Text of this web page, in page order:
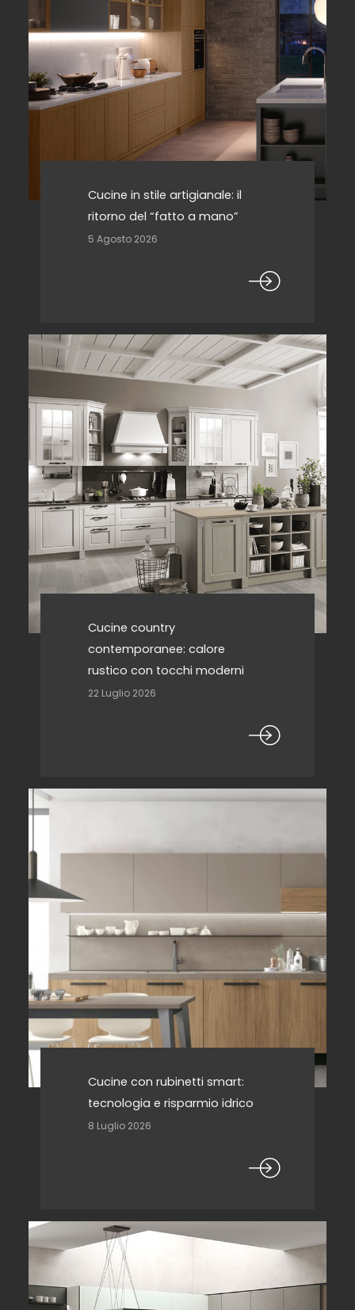
Cucine in stile artigianale: il
ritorno del “fatto a mano”
5 Agosto 2026
Cucine country
contemporanee: calore
rustico con tocchi moderni
22 Luglio 2026
Cucine con rubinetti smart:
tecnologia e risparmio idrico
8 Luglio 2026